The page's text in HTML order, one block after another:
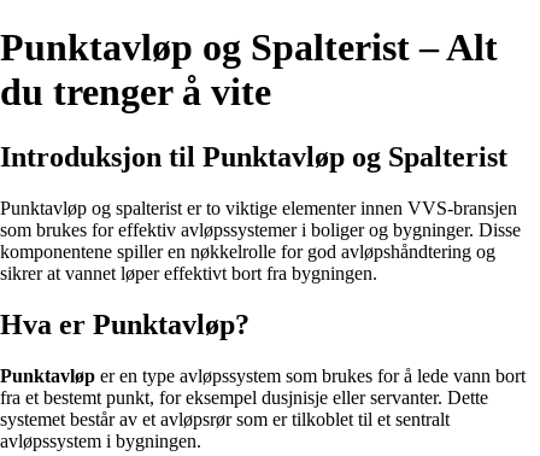
Punktavløp og Spalterist – Alt
du trenger å vite
Introduksjon til Punktavløp og Spalterist
Punktavløp og spalterist er to viktige elementer innen VVS-bransjen
som brukes for effektiv avløpssystemer i boliger og bygninger. Disse
komponentene spiller en nøkkelrolle for god avløpshåndtering og
sikrer at vannet løper effektivt bort fra bygningen.
Hva er Punktavløp?
Punktavløp er en type avløpssystem som brukes for å lede vann bort
fra et bestemt punkt, for eksempel dusjnisje eller servanter. Dette
systemet består av et avløpsrør som er tilkoblet til et sentralt
avløpssystem i bygningen.